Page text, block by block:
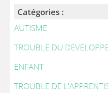
Catégories :
AUTISME
TROUBLE DU
ENFANT
TROUBLE DE